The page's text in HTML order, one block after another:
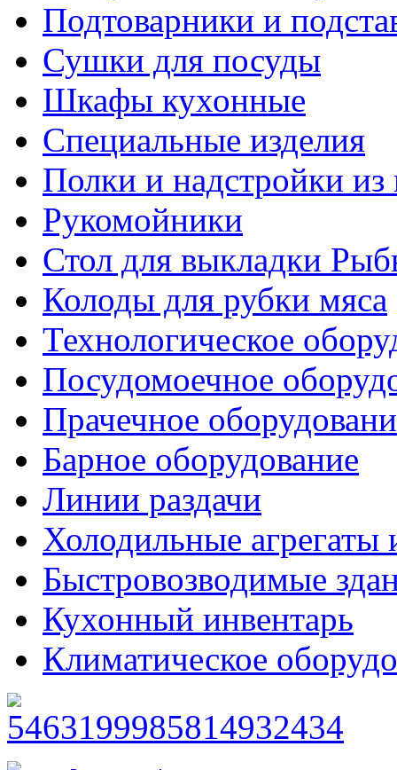
Подтоварники и
Сушки для посуды
Шкафы кухонные
Специальные изделия
Полки и надстройки из
Рукомойники
Стол для выкладки
Колоды для рубки мяса
Технологическое
Посудомоечное
Прачечное
Барное оборудование
Линии раздачи
Холодильные агрегаты
Быстровозводимые
Кухонный инвентарь
Климатическое